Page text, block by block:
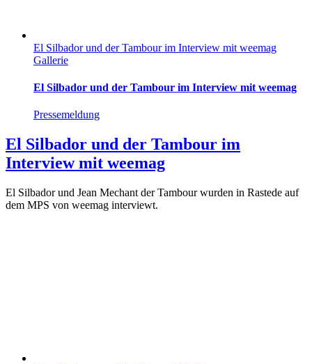
El Silbador und der Tambour im Interview mit weemag
Gallerie
El Silbador und der Tambour im Interview mit weemag
Pressemeldung
El Silbador und der Tambour im
Interview mit weemag
El Silbador und Jean Mechant der Tambour wurden in Rastede auf
dem MPS von weemag interviewt.